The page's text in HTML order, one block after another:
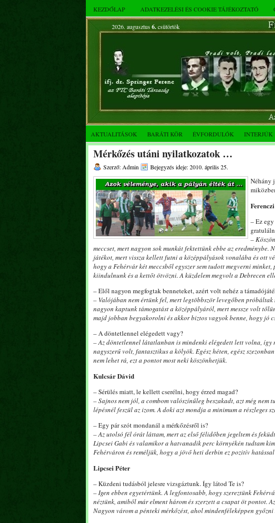
KEZDŐLAP ADATKEZELÉSI ÉS COOKIE TÁJÉKOZTATÓ
2026. augusztus 6.csütörtök
AKTUALITÁSOK BARÁTI KÖR ÉVFORDULÓK INTERJÚK
Mérkőzés utáni nyilatkozatok …
Szerző: Admin Bejegyzés ideje: 2010. április 25.
Néhány
– Ez
–
meccset, mert nagyon sok munkát fektettünk ebbe az eredménybe.
játékot, mert vissza kellett futni a középpályások vonalába és ott
hogy a Fehérvár két meccsből egyszer sem tudott megverni
kiindulnunk és a kettőt ötvözni. A küzdelem megvolt a Debrecen
– Elől nagyon megfogtak benneteket, azért volt nehéz a
– Valójában nem értünk fel, mert legtöbbször levegőben próbáltak
nagyon kaptunk támogatást a középpályáról, mert messze volt
majd jobban begyakorolni és akkor biztos vagyok benne, hogy jó
– A döntetlennel elégedett vagy?
– Az döntetlennel látatlanban is mindenki elégedett lett volna, így
nagyszerű volt, fantasztikus a kölyök. Egész héten, egész
nem lehet rá, ezt a pontot most neki köszönhetjük.
Kulcsár Dávid
– Sérülés miatt, le kellett cserélni, hogy érzed magad?
– Sajnos nem jól, a combom valószínűleg beszakadt, azt még nem
lépésnél feszül az izom. A doki azt mondja a minimum a részleges
– Egy pár szót mondanál a mérkőzésről is?
– Az utolsó fél órát láttam, mert az első félidőben jegeltem és
Lipcsei Gabi és valamikor a hatvanadik perc környékén tudtam
Fehérváron és reméljük, hogy a jövő heti derbin ez pozitív
Lipcsei Péter
– Küzdeni tudásból jelesre vizsgáztunk. Így látod Te is?
– Igen ebben egyetértünk. A legfontosabb, hogy szereztünk
néztünk, amiből már elment három és szerzett a csapat öt pontot.
Nagyon várom a pénteki mérkőzést, ahol mindenféleképpen